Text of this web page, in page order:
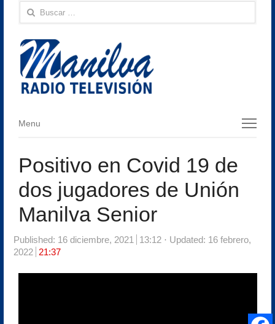
Buscar:
Menu
Menu
Positivo en Covid 19 de
dos jugadores de Unión
Manilva Senior
Published: 16 diciembre, 2021 13:12
Updated: 16 febrero,
2022
21:37